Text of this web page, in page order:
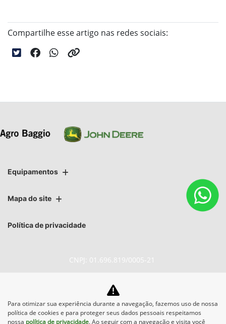
Compartilhe esse artigo nas redes sociais:
Equipamentos
Mapa do site
Política de privacidade
CNPJ: 01.696.819/0005-21
No trânsito, enxergar o outro
salva vidas.
Para otimizar sua experiência durante a navegação, fazemos uso de nossa
política de cookies e para proteger seus dados pessoais respeitamos
nossa política de privacidade. Ao seguir com a navegação e visita você